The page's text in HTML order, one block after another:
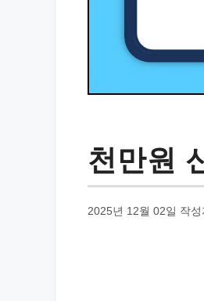
천만원
2025년 12월 02일 작성